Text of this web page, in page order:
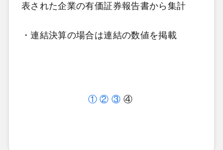
表された企業の有価証券報告書から集計
・連結決算の場合は連結の数値を掲載
① ② ③ ④